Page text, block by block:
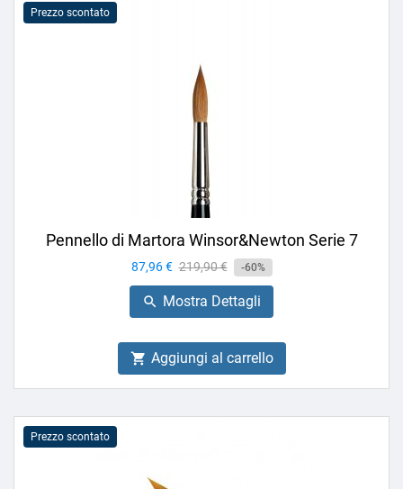
Prezzo scontato
Pennello di Martora Winsor&Newton Serie 7
Prezzo
87,96 € Prezzo
base
219,90 € -60%
 Mostra Dettagli
 Aggiungi al carrello
Prezzo scontato